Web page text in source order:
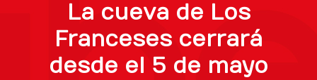
La cueva de Los
Franceses cerrará
desde el 5 de mayo